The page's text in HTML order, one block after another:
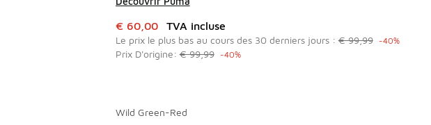
Cet article est en promotion. Prix en baisse de à € 60,00
€ 60,00 TVA incluse
Le prix le plus bas au cours des 30 derniers jours :€ 99,99 -40%
Prix D'origine:€ 99,99 -40%
Wild Green-Red